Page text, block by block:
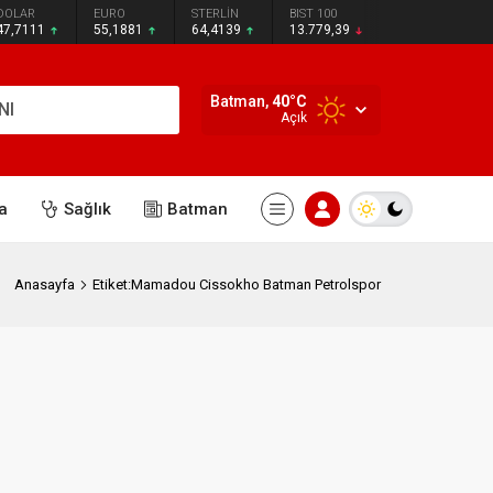
EURO
55,1881
STERLİN
64,4139
BIST 100
13.779,39
Batman,40°C
Açık
Sağlık Batman
Anasayfa Etiket:Mamadou Cissokho Batman Petrolspor